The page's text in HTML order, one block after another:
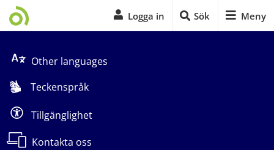
Logga in Sök Meny
Other languages
Teckenspråk
Tillgänglighet
Kontakta oss